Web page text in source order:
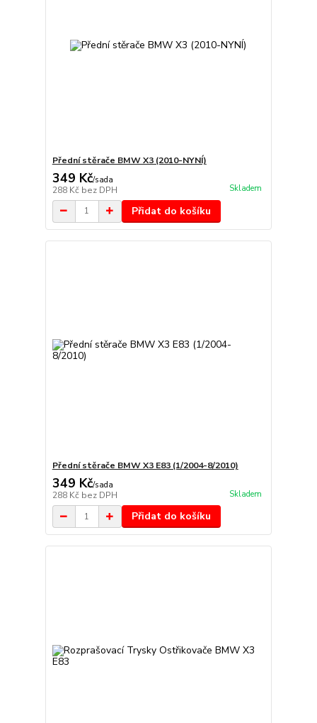
Přední stěrače BMW X3 (2010-NYNÍ)
349 Kč/sada
288 Kč bez DPH Skladem
Přidat do košíku
Přední stěrače BMW X3 E83 (1/2004-8/2010)
349 Kč/sada
288 Kč bez DPH Skladem
Přidat do košíku